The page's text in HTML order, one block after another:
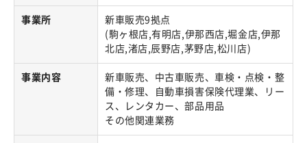
事業所
新車販売9拠点
(駒ヶ根店,有明店,伊那西店,堀金店,伊那
北店,渚店,辰野店,茅野店,松川店)
事業内容
新車販売、中古車販売、車検・点検・整
備・修理、自動車損害保険代理業、リー
ス、レンタカー、部品用品
その他関連業務